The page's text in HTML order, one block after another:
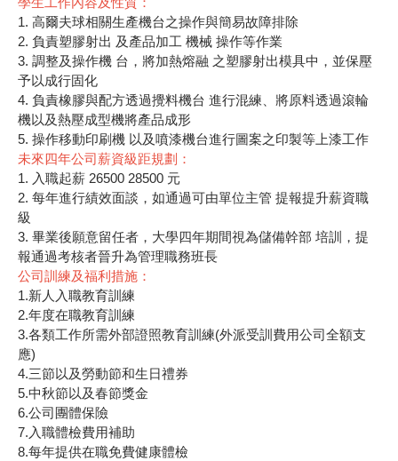
1. 高爾夫球相關生產機台之操作與簡易故障排除
2. 負責塑膠射出 及產品加工 機械 操作等作業
3. 調整及操作機 台，將加熱熔融 之塑膠射出模具中，並保壓
予以成行固化
4. 負責橡膠與配方透過攪料機台 進行混練、將原料透過滾輪
機以及熱壓成型機將產品成形
5. 操作移動印刷機 以及噴漆機台進行圖案之印製等上漆工作
未來四年公司薪資級距規劃：
1. 入職起薪 26500 28500 元
2. 每年進行績效面談，如通過可由單位主管 提報提升薪資職
級
3. 畢業後願意留任者，大學四年期間視為儲備幹部 培訓，提
報通過考核者晉升為管理職務班長
公司訓練及福利措施：
1.新人入職教育訓練
2.年度在職教育訓練
3.各類工作所需外部證照教育訓練(外派受訓費用公司全額支
應)
4.三節以及勞動節和生日禮券
5.中秋節以及春節獎金
6.公司團體保險
7.入職體檢費用補助
8.每年提供在職免費健康體檢